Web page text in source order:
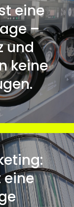
eine
–
und
keine
eine